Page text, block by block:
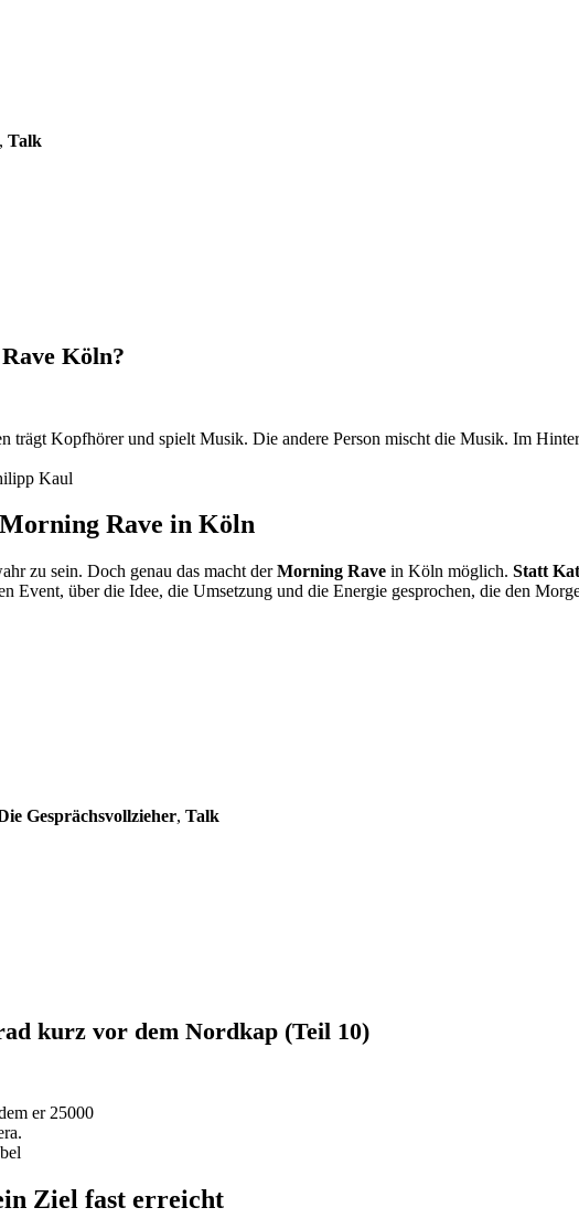
, Talk
Köln?
Kaul
Rave in Köln
zu sein. Doch genau das macht derMorning Rave in Köln möglich. Statt
Event, über die Idee, die Umsetzung und die Energie gesprochen, die den
Gesprächsvollzieher, Talk
kurz vor dem Nordkap (Teil 10)
Ziel fast erreicht